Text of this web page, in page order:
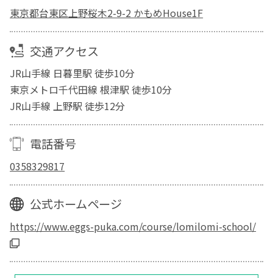
東京都台東区上野桜木2-9-2 かもめHouse1F
交通アクセス
JR山手線 日暮里駅 徒歩10分
東京メトロ千代田線 根津駅 徒歩10分
JR山手線 上野駅 徒歩12分
電話番号
0358329817
公式ホームページ
https://www.eggs-puka.com/course/lomilomi-school/